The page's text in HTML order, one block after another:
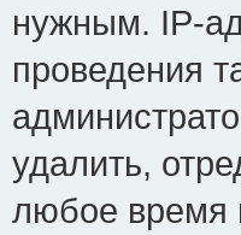
нужным. IP-
проведения
удалить,
любое время